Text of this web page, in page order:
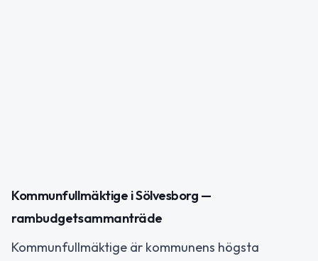
Kommunfullmäktige i Sölvesborg —
rambudgetsammanträde
Kommunfullmäktige är kommunens högsta